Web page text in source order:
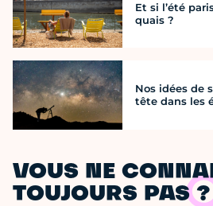
Et si l’été
quais ?
Nos idées de
tête dans les
VOUS NE
TOUJOURS PAS ?